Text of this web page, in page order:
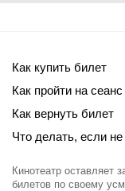
Как купить билет
Как пройти на сеанс
Как вернуть билет
Что делать, если
Кинотеатр оставляет
билетов по своему